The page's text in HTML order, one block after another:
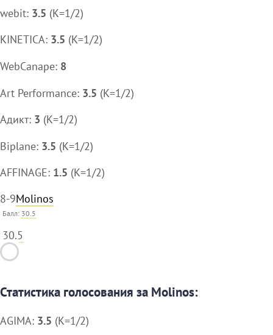
webit: 3.5 (K=1/2)
KINETICA: 3.5 (K=1/2)
WebCanape: 8
Art Performance: 3.5 (K=1/2)
Адикт: 3 (K=1/2)
Biplane: 3.5 (K=1/2)
AFFINAGE: 1.5 (K=1/2)
8-9Molinos
Балл: 30.5
30.5
Статистика голосования за Molinos:
AGIMA: 3.5 (K=1/2)